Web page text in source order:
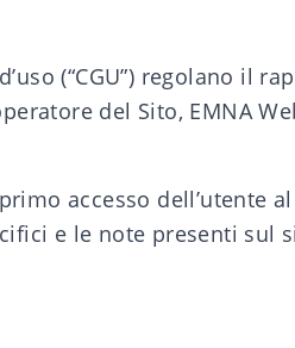
(“CGU”) regolano il
del Sito, EMNA
accesso dell’utente
e le note presenti sul